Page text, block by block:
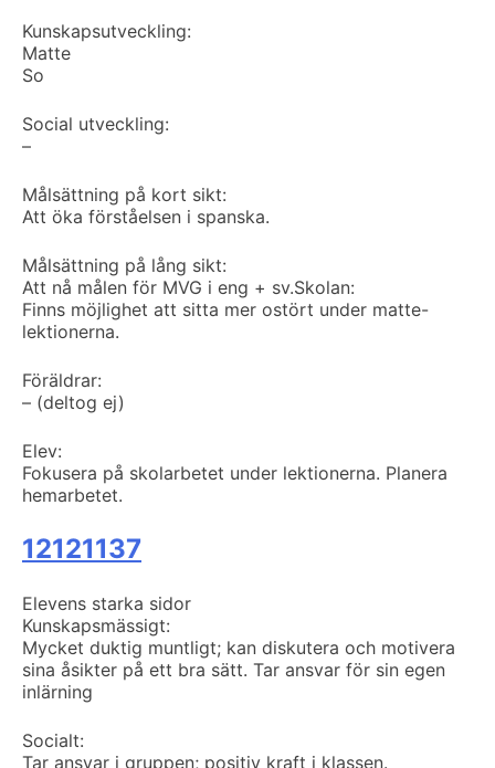
Kunskapsutveckling:
Matte
So
Social utveckling:
–
Målsättning på kort sikt:
Att öka förståelsen i spanska.
Målsättning på lång sikt:
Att nå målen för MVG i eng + sv.Skolan:
Finns möjlighet att sitta mer ostört under matte-
lektionerna.
Föräldrar:
– (deltog ej)
Elev:
Fokusera på skolarbetet under lektionerna. Planera
hemarbetet.
12121137
Elevens starka sidor
Kunskapsmässigt:
Mycket duktig muntligt; kan diskutera och motivera
sina åsikter på ett bra sätt. Tar ansvar för sin egen
inlärning
Socialt:
Tar ansvar i gruppen; positiv kraft i klassen.